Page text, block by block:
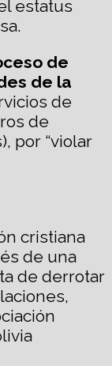
estatus
de
de la
de
de
por “violar
cristiana
de una
de derrotar